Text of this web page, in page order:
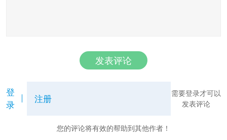
发表评论
登
录
注册
需要登录才可以
发表评论
您的评论将有效的帮助到其他作者！